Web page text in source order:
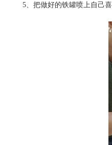
5、把做好的铁罐喷上自己